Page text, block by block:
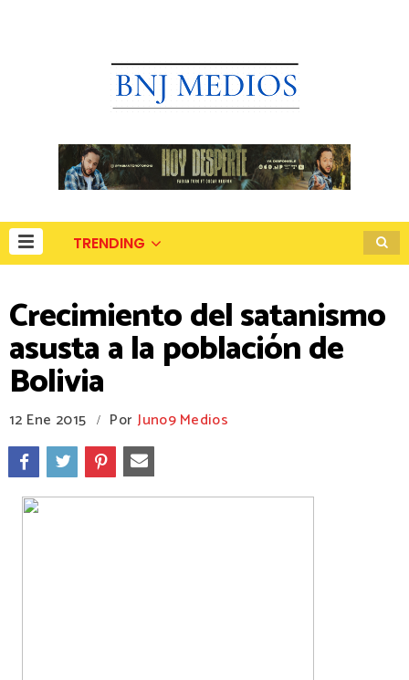
TRENDING
Crecimiento del satanismo
asusta a la población de
Bolivia
12 Ene 2015 / Por Juno9 Medios